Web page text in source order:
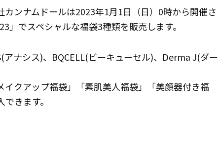
ンナムドールは2023年1月1日（日）0時から開催さ
」でスペシャルな福袋3種類を販売します。
アナシス)、BQCELL(ビーキューセル)、Derma J(ダー
クアップ福袋」「素肌美人福袋」「美顔器付き福
きます。